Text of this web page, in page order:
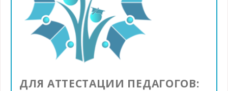
ДЛЯ АТТЕСТАЦИИ ПЕДАГОГОВ: